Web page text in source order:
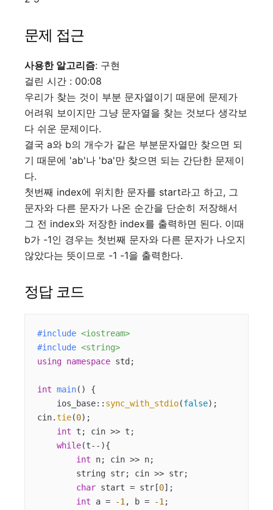
문제 접근
사용한 알고리즘: 구현
걸린 시간 : 00:08
우리가 찾는 것이 부분 문자열이기 때문에 문제가
어려워 보이지만 그냥 문자열을 찾는 것보다 생각보
다 쉬운 문제이다.
결국 a와 b의 개수가 같은 부분문자열만 찾으면 되
기 때문에 'ab'나 'ba'만 찾으면 되는 간단한 문제이
다.
첫번째 index에 위치한 문자를 start라고 하고, 그
문자와 다른 문자가 나온 순간을 단순히 저장해서
그 전 index와 저장한 index를 출력하면 된다. 이때
b가 -1인 경우는 첫번째 문자와 다른 문자가 나오지
않았다는 뜻이므로 -1 -1을 출력한다.
정답 코드
#include <iostream>
#include <string>
using namespace std;
int main()
{
    ios_base::
sync_with_stdio(false);
cin.tie(0);
int t; cin >> t;
while(t--){
int n; cin >> n;
char start = str[0];
int a = -1 , b = -1 ;